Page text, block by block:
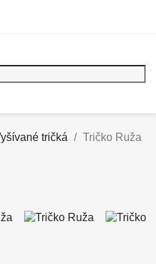
tričká Tričko Ruža